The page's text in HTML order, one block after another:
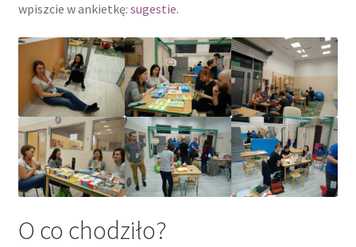
wpiszcie w ankietkę: sugestie.
O co chodziło?